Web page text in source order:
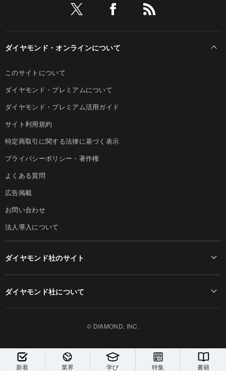
ダイヤモンド・オンラインについて
このサイトについて
ダイヤモンド・プレミアムについて
ダイヤモンド・プレミアム活用ガイド
サイト利用規約
特定商取引に関する法律に基づく表示
プライバシーポリシー・著作権
よくある質問
広告掲載
お問い合わせ
法人導入について
ダイヤモンド社のサイト
書籍オンライン
ザイ・オンライン
ダイヤモンド社について
採用情報
お知らせ
© DIAMOND, INC.
新着 業界 学び 特集 書籍